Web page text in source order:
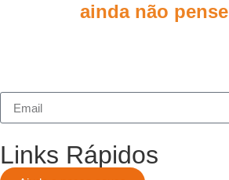
ainda não pense
Links Rápidos